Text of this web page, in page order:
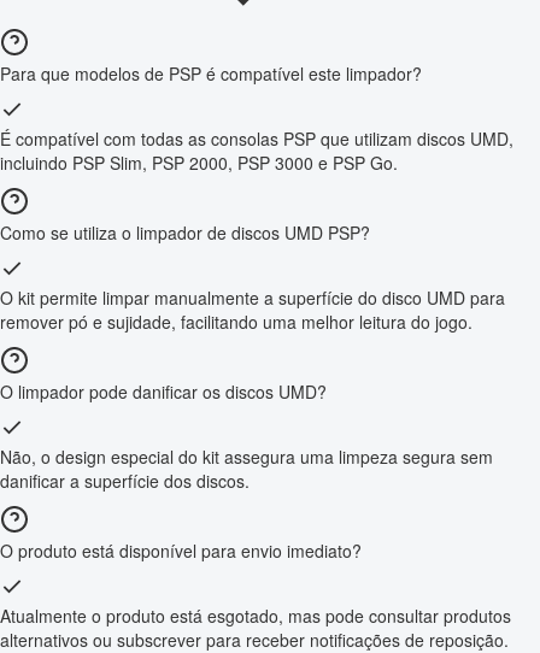
Para que modelos de PSP é compatível este limpador?
É compatível com todas as consolas PSP que utilizam discos UMD,
incluindo PSP Slim, PSP 2000, PSP 3000 e PSP Go.
Como se utiliza o limpador de discos UMD PSP?
O kit permite limpar manualmente a superfície do disco UMD para
remover pó e sujidade, facilitando uma melhor leitura do jogo.
O limpador pode danificar os discos UMD?
Não, o design especial do kit assegura uma limpeza segura sem
danificar a superfície dos discos.
O produto está disponível para envio imediato?
Atualmente o produto está esgotado, mas pode consultar produtos
alternativos ou subscrever para receber notificações de reposição.